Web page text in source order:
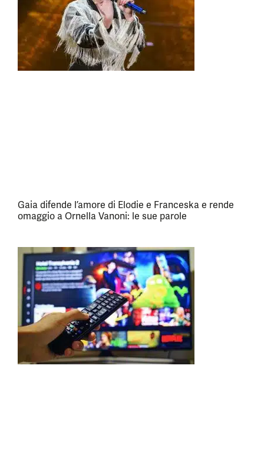
Gaia difende l’amore di Elodie e Franceska e rende
omaggio a Ornella Vanoni: le sue parole